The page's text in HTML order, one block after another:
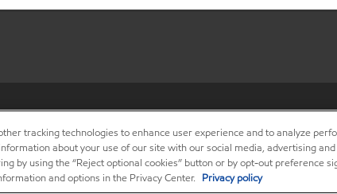
tracking technologies to enhance user experience and to analyze
about your use of our site with our social media, advertising
by using the “Reject optional cookies” button or by opt-out preference
and options in the Privacy Center. Privacy policy